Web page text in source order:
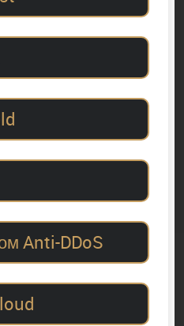
Anti-DDoS